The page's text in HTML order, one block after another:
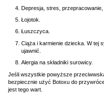
Depresja, stres, przepracowanie,
Łojotok.
Łuszczyca.
Ciąża i karmienie dziecka. W tej
ujawnić.
Alergia na składniki surowicy.
Jeśli wszystkie powyższe
bezpiecznie użyć Botoxu do
jest tego wart.